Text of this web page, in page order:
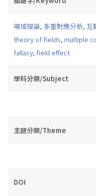
場域理論, 多重對應分析, 互
theory of fields, multiple
fallacy, field effect
學科分類/Subject
主題分類/Theme
DOI